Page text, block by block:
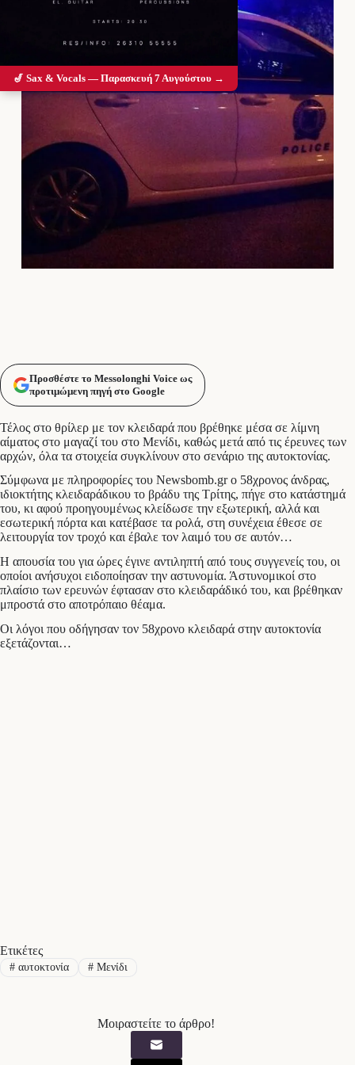
Προσθέστε το Messolonghi Voice ως
προτιμώμενη πηγή στο Google
Τέλος στο θρίλερ με τον κλειδαρά που βρέθηκε μέσα σε λίμνη
αίματος στο μαγαζί του στο Μενίδι, καθώς μετά από τις έρευνες των
αρχών, όλα τα στοιχεία συγκλίνουν στο σενάριο της αυτοκτονίας.
Σύμφωνα με πληροφορίες του Newsbomb.gr ο 58χρονος άνδρας,
ιδιοκτήτης κλειδαράδικου το βράδυ της Τρίτης, πήγε στο κατάστημά
του, κι αφού προηγουμένως κλείδωσε την εξωτερική, αλλά και
εσωτερική πόρτα και κατέβασε τα ρολά, στη συνέχεια έθεσε σε
λειτουργία τον τροχό και έβαλε τον λαιμό του σε αυτόν…
Η απουσία του για ώρες έγινε αντιληπτή από τους συγγενείς του, οι
οποίοι ανήσυχοι ειδοποίησαν την αστυνομία. Άστυνομικοί στο
πλαίσιο των ερευνών έφτασαν στο κλειδαράδικό του, και βρέθηκαν
μπροστά στο αποτρόπαιο θέαμα.
Οι λόγοι που οδήγησαν τον 58χρονο κλειδαρά στην αυτοκτονία
εξετάζονται…
Ετικέτες
#αυτοκτονία #Μενίδι
Μοιραστείτε το άρθρο!
🎷 Sax & Vocals — Παρασκευή 7 Αυγούστου →